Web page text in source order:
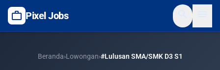
work Pixel Jobs
Beranda›Lowongan›#Lulusan SMA/SMK D3 S1